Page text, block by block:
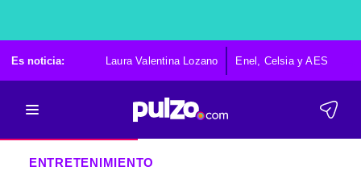
Es noticia: Laura Valentina Lozano Enel, Celsia y AES
ENTRETENIMIENTO